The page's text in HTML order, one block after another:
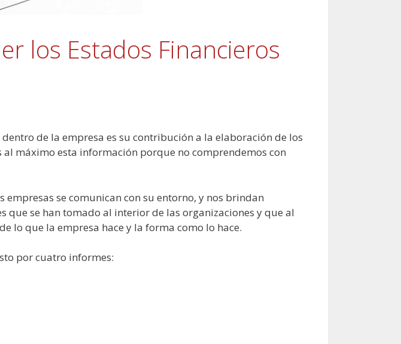
los Estados Financieros
de la empresa es su contribución a la elaboración de los
máximo esta información porque no comprendemos con
se comunican con su entorno, y nos brindan
que se han tomado al interior de las organizaciones y que al
lo que la empresa hace y la forma como lo hace.
por cuatro informes: